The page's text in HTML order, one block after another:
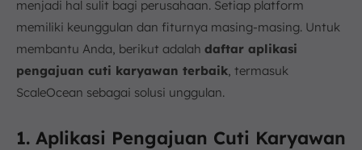
menjadi hal sulit bagi perusahaan. Setiap platform
memiliki keunggulan dan fiturnya masing-masing. Untuk
membantu Anda, berikut adalah daftar aplikasi
pengajuan cuti karyawan terbaik, termasuk
ScaleOcean sebagai solusi unggulan.
1. Aplikasi Pengajuan Cuti Karyawan